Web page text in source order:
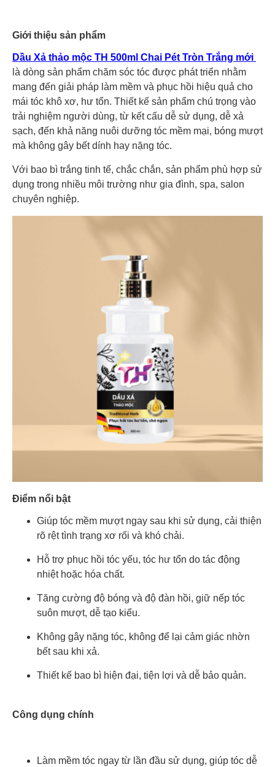
Giới thiệu sản phẩm
Dầu Xả thảo mộc TH 500ml Chai Pét Tròn Trắng mới
là dòng sản phẩm chăm sóc tóc được phát triển nhằm
mang đến giải pháp làm mềm và phục hồi hiệu quả cho
mái tóc khô xơ, hư tổn. Thiết kế sản phẩm chú trọng vào
trải nghiệm người dùng, từ kết cấu dễ sử dụng, dễ xả
sạch, đến khả năng nuôi dưỡng tóc mềm mại, bóng mượt
mà không gây bết dính hay nặng tóc.
Với bao bì trắng tinh tế, chắc chắn, sản phẩm phù hợp sử
dụng trong nhiều môi trường như gia đình, spa, salon
chuyên nghiệp.
Điểm nổi bật
Giúp tóc mềm mượt ngay sau khi sử dụng, cải thiện
rõ rệt tình trạng xơ rối và khó chải.
Hỗ trợ phục hồi tóc yếu, tóc hư tổn do tác động
nhiệt hoặc hóa chất.
Tăng cường độ bóng và độ đàn hồi, giữ nếp tóc
suôn mượt, dễ tạo kiểu.
Không gây nặng tóc, không để lại cảm giác nhờn
bết sau khi xả.
Thiết kế bao bì hiện đại, tiện lợi và dễ bảo quản.
Công dụng chính
Làm mềm tóc ngay từ lần đầu sử dụng, giúp tóc dễ